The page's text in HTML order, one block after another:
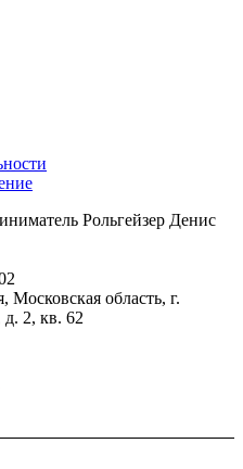
Рольгейзер Денис
Московская область, г.
2, кв. 62